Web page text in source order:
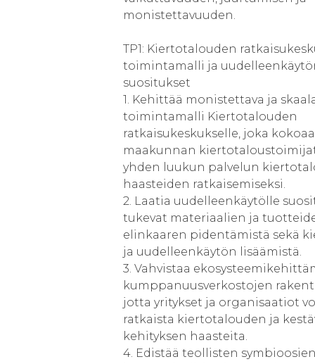
monistettavuuden.
TP1: Kiertotalouden
toimintamalli ja
suositukset
1. Kehittää monistettava ja
toimintamalli Kiertotalouden
ratkaisukeskukselle, joka
maakunnan
yhden luukun palvelun
haasteiden ratkaisemiseksi.
2. Laatia uudelleenkäytölle
tukevat materiaalien ja
elinkaaren pidentämistä sekä
ja uudelleenkäytön lisäämistä.
3. Vahvistaa
kumppanuusverkostojen
jotta yritykset ja organisaatiot
ratkaista kiertotalouden ja
kehityksen haasteita.
4. Edistää teollisten